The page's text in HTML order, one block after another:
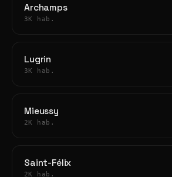
Archamps
3K hab.
Lugrin
3K hab.
Mieussy
2K hab.
Saint-Félix
2K hab.